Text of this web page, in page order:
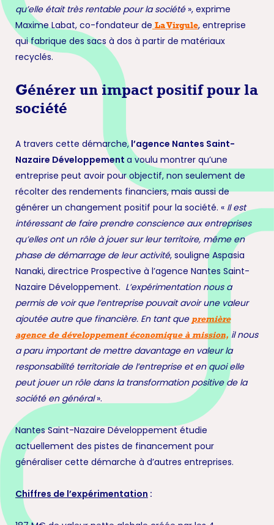
qu’elle était très rentable pour la société», exprime
Maxime Labat, co-fondateur de La Virgule, entreprise
qui fabrique des sacs à dos à partir de matériaux
recyclés.
Générer un impact positif pour la
société
A travers cette démarche,l’agence Nantes Saint-
Nazaire Développement a voulu montrer qu’une
entreprise peut avoir pour objectif, non seulement de
récolter des rendements financiers, mais aussi de
générer un changement positif pour la société. « Il est
intéressant de faire prendre conscience aux entreprises
qu’elles ont un rôle à jouer sur leur territoire, même en
phase de démarrage de leur activité, souligne Aspasia
Nanaki, directrice Prospective à l’agence Nantes Saint-
Nazaire Développement. L’expérimentation nous a
permis de voir que l’entreprise pouvait avoir une valeur
ajoutée autre que financière. En tant que première
agence de développement économique à mission, il nous
a paru important de mettre davantage en valeur la
responsabilité territoriale de l’entreprise et en quoi elle
peut jouer un rôle dans la transformation positive de la
société en général».
Nantes Saint-Nazaire Développement étudie
actuellement des pistes de financement pour
généraliser cette démarche à d’autres entreprises.
Chiffres de l’expérimentation :